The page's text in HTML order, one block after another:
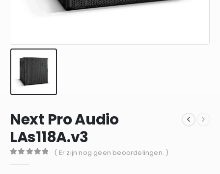
Next Pro Audio
LAs118A.v3
( Er zijn nog geen beoordelingen. )